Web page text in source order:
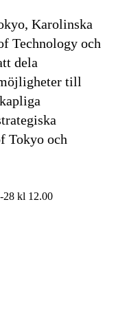
Karolinska
Technology och
dela
till
Tokyo och
28 kl 12.00